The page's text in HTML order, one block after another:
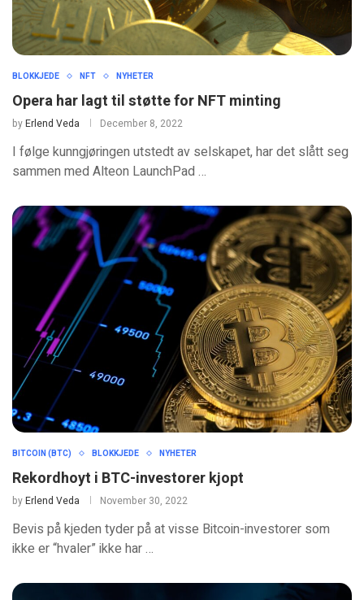
BLOKKJEDE NFT NYHETER
Opera har lagt til støtte for NFT minting
byErlend Veda December 8, 2022
I følge kunngjøringen utstedt av selskapet, har det slått seg
sammen med Alteon LaunchPad …
BITCOIN (BTC) BLOKKJEDE NYHETER
Rekordhoyt i BTC-investorer kjopt
byErlend Veda November 30, 2022
Bevis på kjeden tyder på at visse Bitcoin-investorer som
ikke er “hvaler” ikke har …